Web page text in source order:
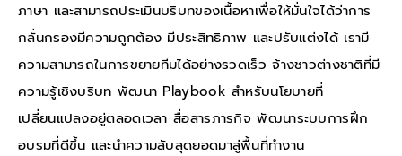
ภาษา และสามารถประเมินบริบทของเนื้อหาเพื่อให้มั่นใจได้ว่าการ
กลั่นกรองมีความถูกต้อง มีประสิทธิภาพ และปรับแต่งได้ เรามี
ความสามารถในการขยายทีมได้อย่างรวดเร็ว จ้างชาวต่างชาติที่มี
ความรู้เชิงบริบท พัฒนา Playbook สำหรับนโยบายที่
เปลี่ยนแปลงอยู่ตลอดเวลา สื่อสารภารกิจ พัฒนาระบบการฝึก
อบรมที่ดีขึ้น และนำความลับสุดยอดมาสู่พื้นที่ทำงาน